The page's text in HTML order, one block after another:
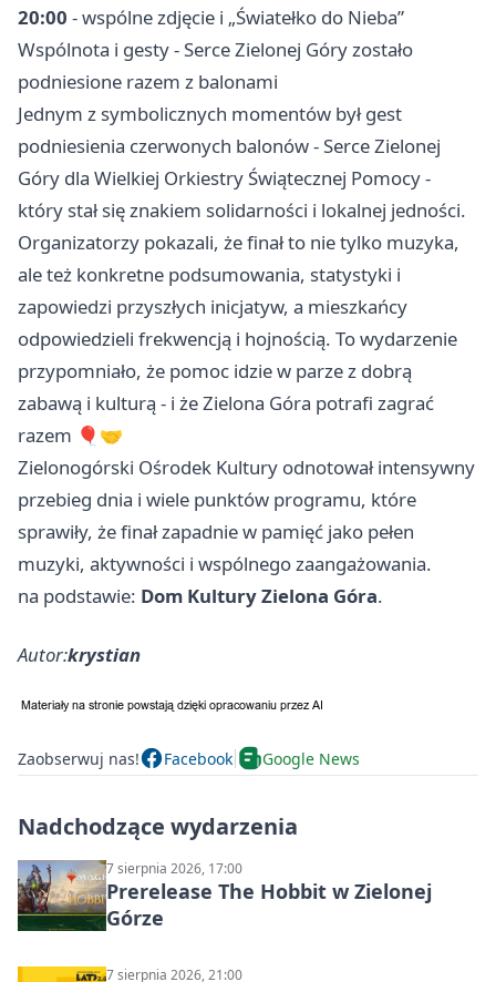
20:00 - wspólne zdjęcie i „Światełko do Nieba”
Wspólnota i gesty - Serce Zielonej Góry zostało
podniesione razem z balonami
Jednym z symbolicznych momentów był gest
podniesienia czerwonych balonów - Serce Zielonej
Góry dla Wielkiej Orkiestry Świątecznej Pomocy -
który stał się znakiem solidarności i lokalnej jedności.
Organizatorzy pokazali, że finał to nie tylko muzyka,
ale też konkretne podsumowania, statystyki i
zapowiedzi przyszłych inicjatyw, a mieszkańcy
odpowiedzieli frekwencją i hojnością. To wydarzenie
przypomniało, że pomoc idzie w parze z dobrą
zabawą i kulturą - i że Zielona Góra potrafi zagrać
razem 🎈🤝
Zielonogórski Ośrodek Kultury odnotował intensywny
przebieg dnia i wiele punktów programu, które
sprawiły, że finał zapadnie w pamięć jako pełen
muzyki, aktywności i wspólnego zaangażowania.
na podstawie: Dom Kultury Zielona Góra.
Autor:krystian
Zaobserwuj nas! Facebook Google News
Nadchodzące wydarzenia
7 sierpnia 2026, 17:00
Prerelease The Hobbit w Zielonej
Górze
7 sierpnia 2026, 21:00